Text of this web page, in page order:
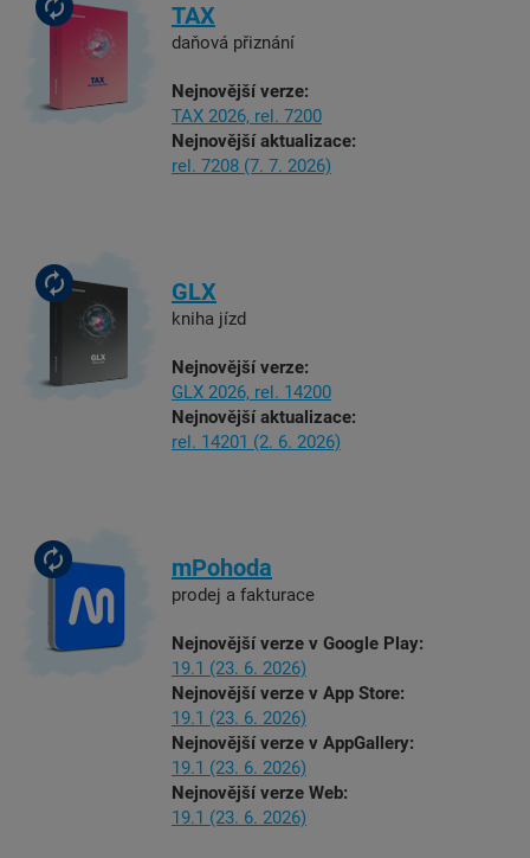
TAX
daňová přiznání
Nejnovější verze:
TAX 2026, rel. 7200
Nejnovější aktualizace:
rel. 7208 (7. 7. 2026)
GLX
kniha jízd
Nejnovější verze:
GLX 2026, rel. 14200
Nejnovější aktualizace:
rel. 14201 (2. 6. 2026)
mPohoda
prodej a fakturace
Nejnovější verze v Google Play:
19.1 (23. 6. 2026)
Nejnovější verze v App Store:
19.1 (23. 6. 2026)
Nejnovější verze v AppGallery:
19.1 (23. 6. 2026)
Nejnovější verze Web:
19.1 (23. 6. 2026)